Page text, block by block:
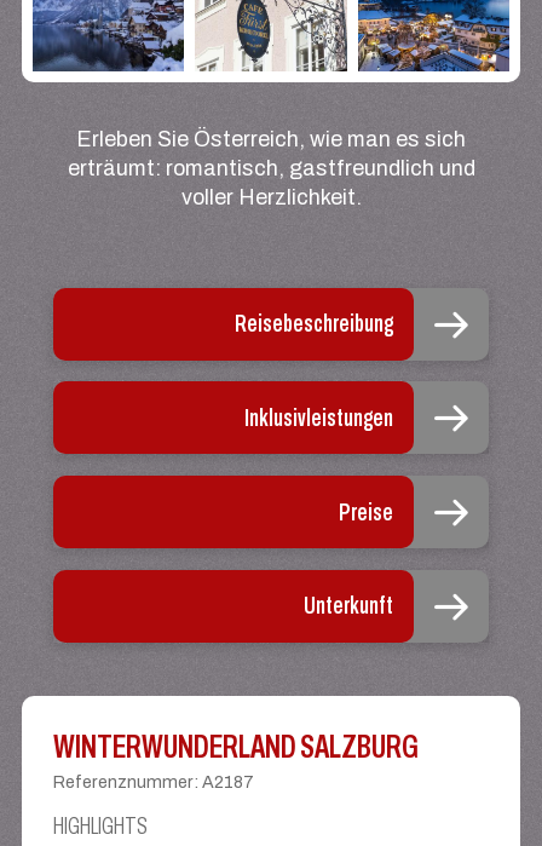
Erleben Sie Österreich, wie man es sich
erträumt: romantisch, gastfreundlich und
voller Herzlichkeit.
Reisebeschreibung
Inklusivleistungen
Preise
Unterkunft
WINTERWUNDERLAND SALZBURG
Referenznummer:A2187
HIGHLIGHTS